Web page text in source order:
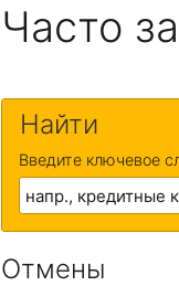
Часто
Найти
Введите ключевое
Отмены